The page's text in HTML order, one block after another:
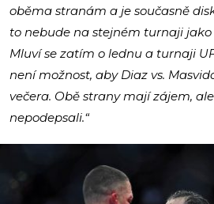
oběma stranám a je současně
to nebude na stejném turnaji jako
Mluví se zatím o lednu a turnaji
není možnost, aby Diaz vs.
večera. Obě strany mají zájem,
nepodepsali.“